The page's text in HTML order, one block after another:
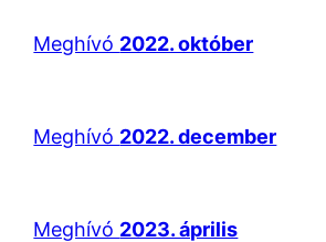
Meghívó 2022. október
Meghívó 2022. december
Meghívó 2023. április